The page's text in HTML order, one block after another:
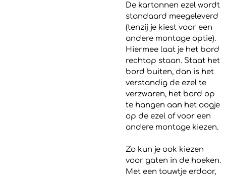
De kartonnen ezel wordt
standaard meegeleverd
(tenzij je kiest voor een
andere montage optie).
Hiermee laat je het bord
rechtop staan. Staat het
bord buiten, dan is het
verstandig de ezel te
verzwaren, het bord op
te hangen aan het oogje
op de ezel of voor een
andere montage kiezen.
Zo kun je ook kiezen
voor gaten in de hoeken.
Met een touwtje erdoor,